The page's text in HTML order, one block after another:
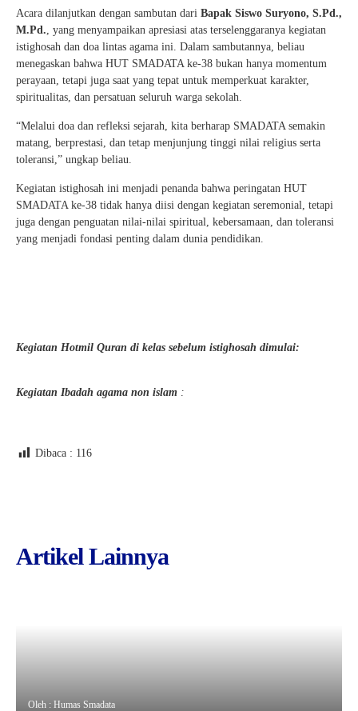
Acara dilanjutkan dengan sambutan dari Bapak Siswo Suryono, S.Pd.,
M.Pd., yang menyampaikan apresiasi atas terselenggaranya kegiatan
istighosah dan doa lintas agama ini. Dalam sambutannya, beliau
menegaskan bahwa HUT SMADATA ke-38 bukan hanya momentum
perayaan, tetapi juga saat yang tepat untuk memperkuat karakter,
spiritualitas, dan persatuan seluruh warga sekolah.
“Melalui doa dan refleksi sejarah, kita berharap SMADATA semakin
matang, berprestasi, dan tetap menjunjung tinggi nilai religius serta
toleransi,” ungkap beliau.
Kegiatan istighosah ini menjadi penanda bahwa peringatan HUT
SMADATA ke-38 tidak hanya diisi dengan kegiatan seremonial, tetapi
juga dengan penguatan nilai-nilai spiritual, kebersamaan, dan toleransi
yang menjadi fondasi penting dalam dunia pendidikan.
Kegiatan Hotmil Quran di kelas sebelum istighosah dimulai:
Kegiatan Ibadah agama non islam :
Dibaca : 116
Artikel Lainnya
Oleh : Humas Smadata